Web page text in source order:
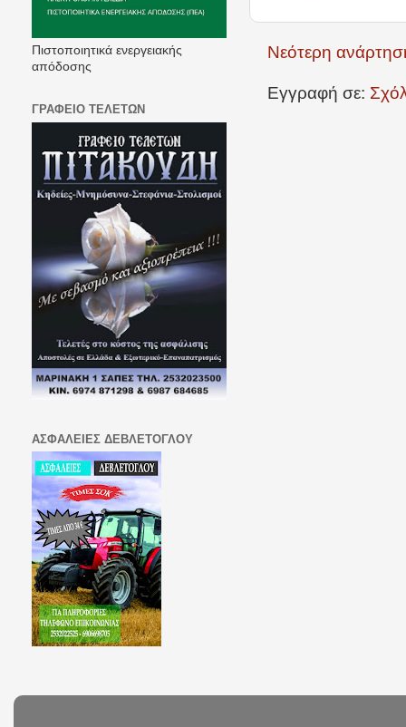
Νεότερη
Εγγραφή σε:
Πιστοποιητικά ενεργειακής
απόδοσης
ΓΡΑΦΕΙΟ ΤΕΛΕΤΩΝ
ΑΣΦΑΛΕΙΕΣ ΔΕΒΛΕΤΟΓΛΟΥ